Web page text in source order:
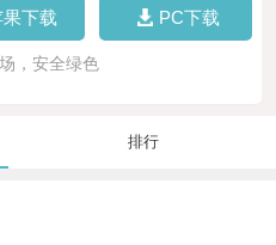
下载 PC下载
，安全绿色
排行